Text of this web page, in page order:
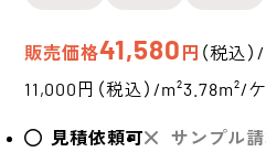
販売価格41,580 円 （税込
11,000円（税込）/m²3.78m²/ケ
見積依頼可 サンプル